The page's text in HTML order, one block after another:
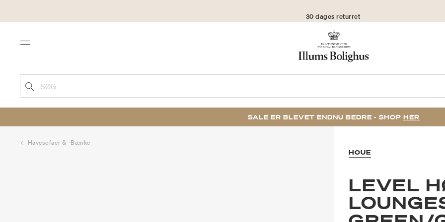
Menu
SØG
SALE ER BLEVET ENDNU BEDRE - SHOP HER
Havesofaer & -bænke
HOUE
LEVEL